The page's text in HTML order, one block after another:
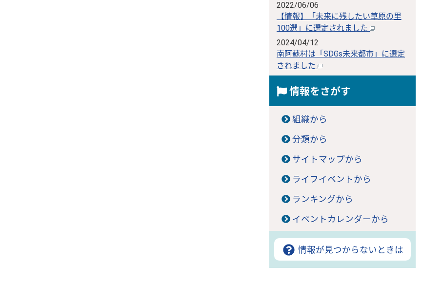
2022/06/06
【情報】「未来に残したい草原の里
100選」に選定されました
2024/04/12
南阿蘇村は「SDGs未来都市」に選定
されました
情報をさがす
組織から
分類から
サイトマップから
ライフイベントから
ランキングから
イベントカレンダーから
情報が見つからないときは